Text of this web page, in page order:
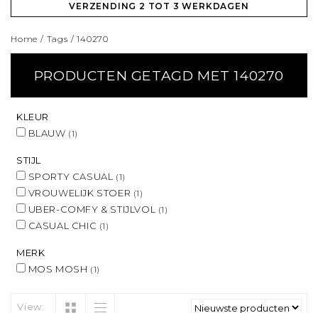
VERZENDING 2 TOT 3 WERKDAGEN
Home / Tags /140270
PRODUCTEN GETAGD MET 140270
KLEUR
BLAUW (1)
STIJL
SPORTY CASUAL
(1)
VROUWELIJK STOER (1)
UBER-COMFY & STIJLVOL (1)
CASUAL CHIC (1)
MERK
MOS MOSH (1)
View: